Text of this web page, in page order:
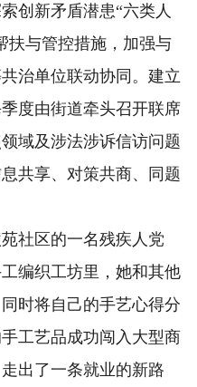
新矛盾潜患“六类人
扶与管控措施，加强与
治单位联动协同。建立
度由街道牵头召开联席
域及涉法涉诉信访问题
共享、对策共商、同题
社区的一名残疾人党
编织工坊里，她和其他
时将自己的手艺心得分
工艺品成功闯入大型商
出了一条就业的新路